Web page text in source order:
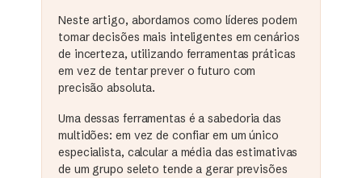
Neste artigo, abordamos como líderes podem
tomar decisões mais inteligentes em cenários
de incerteza, utilizando ferramentas práticas
em vez de tentar prever o futuro com
precisão absoluta.
Uma dessas ferramentas é a sabedoria das
multidões: em vez de confiar em um único
especialista, calcular a média das estimativas
de um grupo seleto tende a gerar previsões